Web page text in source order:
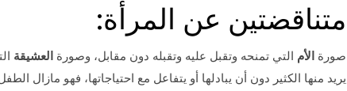
متناقضتين عن المرأة:
صورة الأم التي تمنحه وتقبل عليه وتقبله دون مقابل، وصورة العشيقة
يريد منها الكثير دون أن يبادلها أو يتفاعل مع احتياجاتها، فهو مازال